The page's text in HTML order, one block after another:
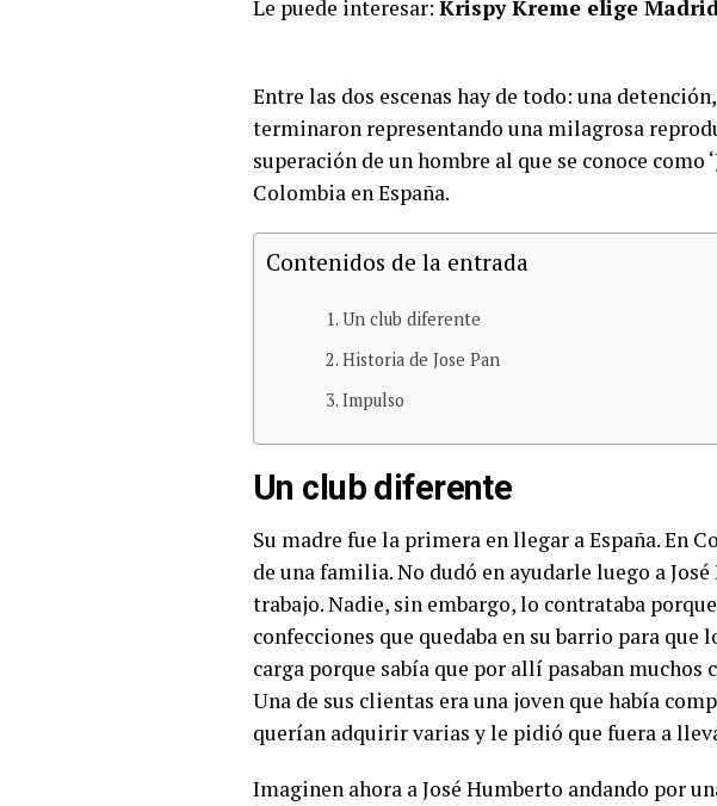
Le puede interesar: Krispy Kreme elige
Entre las dos escenas hay de todo: una
terminaron representando una milagrosa
superación de un hombre al que se conoce como
Colombia en España.
Contenidos de la entrada
Un club diferente
Historia de Jose Pan
Impulso
Un club diferente
Su madre fue la primera en llegar a España. En
de una familia. No dudó en ayudarle luego a
trabajo. Nadie, sin embargo, lo contrataba
confecciones que quedaba en su barrio para que
carga porque sabía que por allí pasaban
Una de sus clientas era una joven que había
querían adquirir varias y le pidió que fuera a
Imaginen ahora a José Humberto andando por